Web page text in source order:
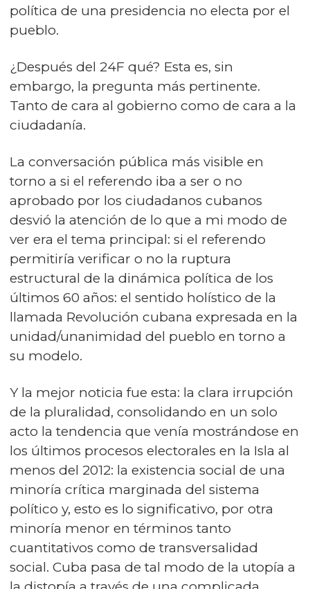
política de una presidencia no electa por el
pueblo.
¿Después del 24F qué? Esta es, sin
embargo, la pregunta más pertinente.
Tanto de cara al gobierno como de cara a la
ciudadanía.
La conversación pública más visible en
torno a si el referendo iba a ser o no
aprobado por los ciudadanos cubanos
desvió la atención de lo que a mi modo de
ver era el tema principal: si el referendo
permitiría verificar o no la ruptura
estructural de la dinámica política de los
últimos 60 años: el sentido holístico de la
llamada Revolución cubana expresada en la
unidad/unanimidad del pueblo en torno a
su modelo.
Y la mejor noticia fue esta: la clara irrupción
de la pluralidad, consolidando en un solo
acto la tendencia que venía mostrándose en
los últimos procesos electorales en la Isla al
menos del 2012: la existencia social de una
minoría crítica marginada del sistema
político y, esto es lo significativo, por otra
minoría menor en términos tanto
cuantitativos como de transversalidad
social. Cuba pasa de tal modo de la utopía a